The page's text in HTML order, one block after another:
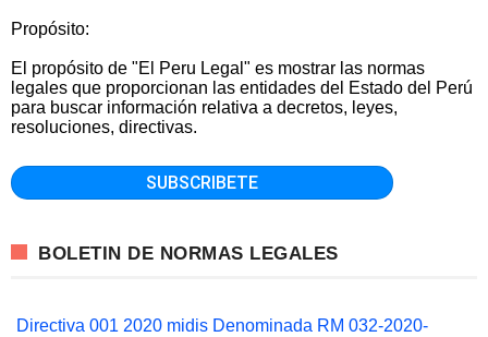
Propósito:
El propósito de "El Peru Legal" es mostrar las normas
legales que proporcionan las entidades del Estado del Perú
para buscar información relativa a decretos, leyes,
resoluciones, directivas.
BOLETIN DE NORMAS LEGALES
Directiva 001 2020 midis Denominada RM 032-2020-